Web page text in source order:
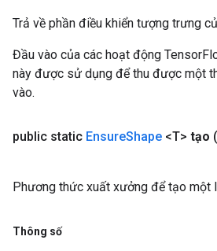
Trả về phần điều khiển tượng trưng
Đầu vào của các hoạt động
này được sử dụng để thu được một
vào.
public static EnsureShape <T> tạo
Phương thức xuất xưởng để tạo một
Thông số